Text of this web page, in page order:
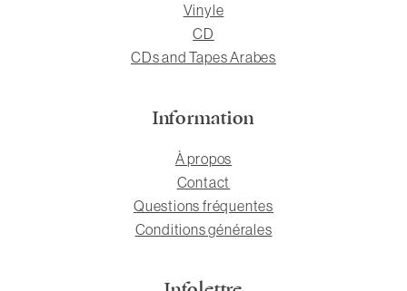
Vinyle
CD
CDs and Tapes Arabes
Information
À propos
Contact
Questions fréquentes
Conditions générales